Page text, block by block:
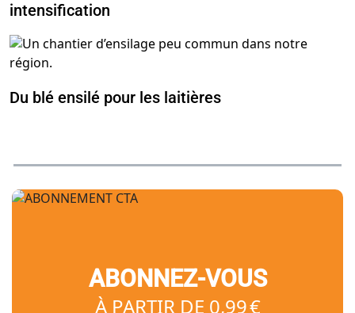
intensification
Du blé ensilé pour les laitières
ABONNEZ-VOUS
À PARTIR DE 0,99 €